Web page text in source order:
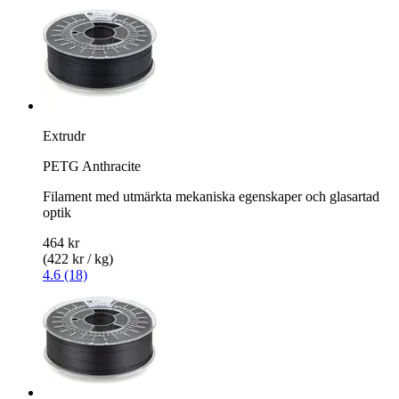
Extrudr
PETG Anthracite
Filament med utmärkta mekaniska egenskaper och glasartad
optik
464 kr
(422 kr / kg)
4.6 (18)